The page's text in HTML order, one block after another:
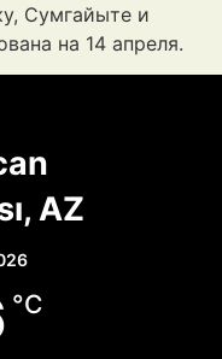
Сумгайыте и
на 14 апреля.
AZ
°C